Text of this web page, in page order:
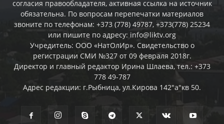
согласия правообладателя, активная ссылка на источник
обязательна. По вопросам перепечатки материалов
звоните по телефонам: +373 (778) 49787, +373(778) 25234
или пишите по адресу: info@liktv.org
Учредитель: ООО «НатОлИр». Свидетельство о
регистрации СМИ №327 от 09 февраля 2018г.
Директор и главный редактор Ирина Шлаева, тел.: +373
778 49-787
Адрес редакции: г.Рыбница, ул.Кирова 142"а"кв 50.